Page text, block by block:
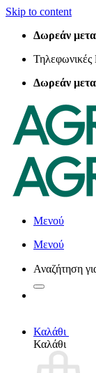
Skip to content
Δωρεάν
Δωρεάν
Μενού
Μενού
Αναζήτηση
Καλάθι
Καλάθι